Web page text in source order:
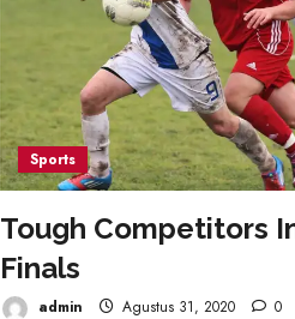
Sports
Tough Competitors
Finals
admin Agustus 31, 2020 0